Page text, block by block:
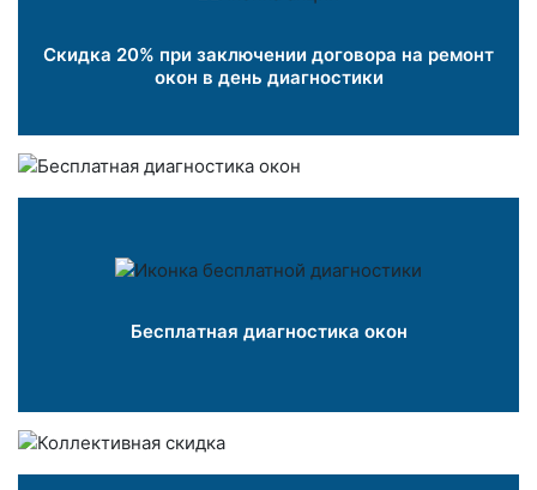
Скидка 20% при заключении договора на ремонт
окон в день диагностики
Бесплатная диагностика окон